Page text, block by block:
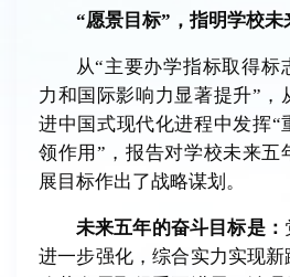
“愿景目标”，指明学校未
从“主要办学指标取得标
力和国际影响力显著提升”，
进中国式现代化进程中发挥“
领作用”，报告对学校未来五
展目标作出了战略谋划。
未来五年的奋斗目标是：
进一步强化，综合实力实现